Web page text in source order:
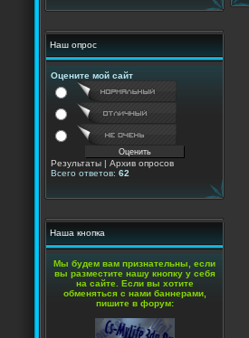
Наш опрос
Оцените мой сайт
Результаты | Архив опросов
Всего ответов: 62
Наша кнопка
Мы будем вам признательны, если
вы разместите нашу кнопку у себя
на сайте. Если вы хотите
обменяться с нами баннерами,
пишите в форум: